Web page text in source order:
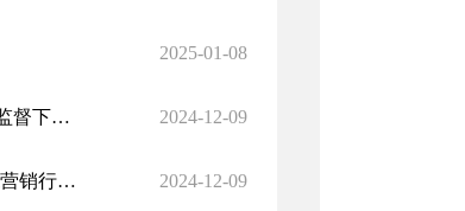
2025-01-08
学习《决定》每日问答 | 如何理解确保执法司法各环节全过程在有效制约监督下运行 2024-12-09
市场监管总局网络交易监督管理司相关负责人就《防范外卖餐饮浪费规范营销行为指引》答记者问 2024-12-09